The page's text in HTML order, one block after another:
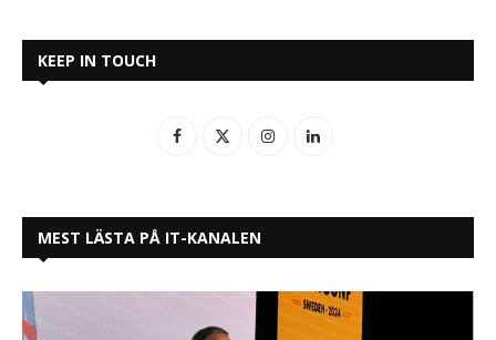
KEEP IN TOUCH
MEST LÄSTA PÅ IT-KANALEN